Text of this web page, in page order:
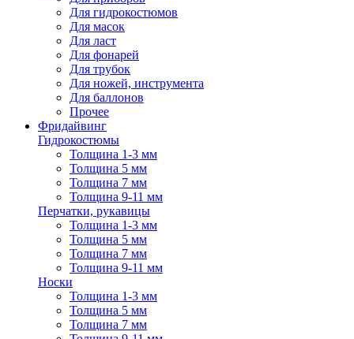
Для гидрокостюмов
Для масок
Для ласт
Для фонарей
Для трубок
Для ножей, инструмента
Для баллонов
Прочее
Фридайвинг
Гидрокостюмы
Толщина 1-3 мм
Толщина 5 мм
Толщина 7 мм
Толщина 9-11 мм
Перчатки, рукавицы
Толщина 1-3 мм
Толщина 5 мм
Толщина 7 мм
Толщина 9-11 мм
Носки
Толщина 1-3 мм
Толщина 5 мм
Толщина 7 мм